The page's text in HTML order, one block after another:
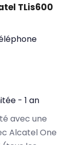
TLis600
- 1 an
avec une
Alcatel One